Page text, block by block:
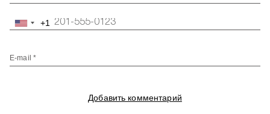
United+1
E-mail *
Добавить комментарий